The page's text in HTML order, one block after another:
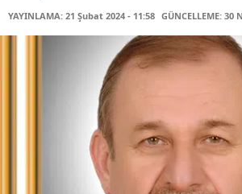
YAYINLAMA: 21 Şubat 2024 - 11:58 GÜNCELLEME: 30